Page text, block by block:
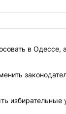
в Одессе,
избирательные